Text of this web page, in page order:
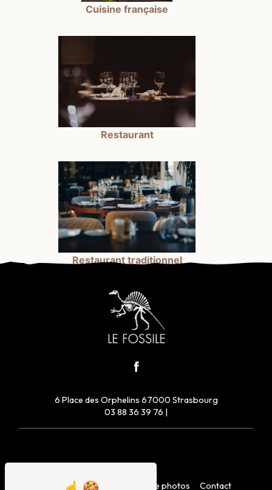
Cuisine française
Restaurant
Restaurant traditionnel
6 Place des Orphelins 67000 Strasbourg
03 88 36 39 76 |
Accueil Restaurant Galerie photos Contact